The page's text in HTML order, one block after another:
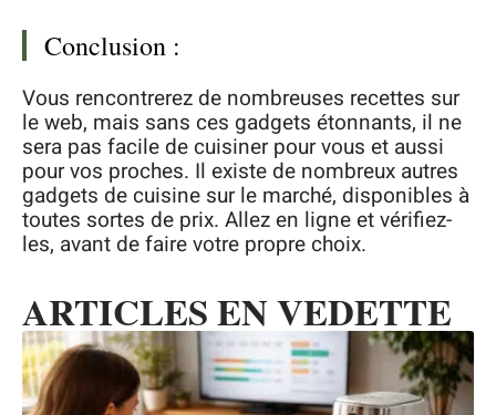
Conclusion :
Vous rencontrerez de nombreuses recettes sur
le web, mais sans ces gadgets étonnants, il ne
sera pas facile de cuisiner pour vous et aussi
pour vos proches. Il existe de nombreux autres
gadgets de cuisine sur le marché, disponibles à
toutes sortes de prix. Allez en ligne et vérifiez-
les, avant de faire votre propre choix.
ARTICLES EN VEDETTE